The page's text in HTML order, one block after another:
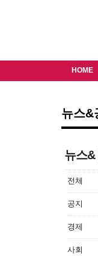
HOME
뉴스&
뉴스&
전체
공지
경제
사회